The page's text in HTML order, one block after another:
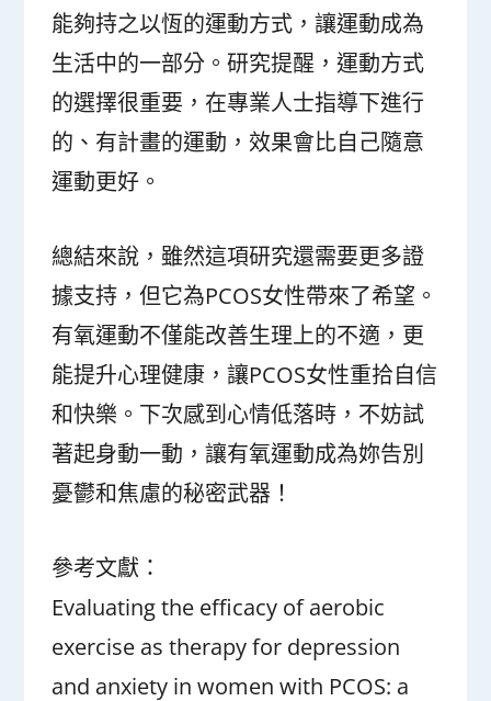
能夠持之以恆的運動方式，讓運動成為
生活中的一部分。研究提醒，運動方式
的選擇很重要，在專業人士指導下進行
的、有計畫的運動，效果會比自己隨意
運動更好。
總結來說，雖然這項研究還需要更多證
據支持，但它為PCOS女性帶來了希望。
有氧運動不僅能改善生理上的不適，更
能提升心理健康，讓PCOS女性重拾自信
和快樂。下次感到心情低落時，不妨試
著起身動一動，讓有氧運動成為妳告別
憂鬱和焦慮的秘密武器！
參考文獻：
Evaluating the efficacy of aerobic
exercise as therapy for depression
and anxiety in women with PCOS: a